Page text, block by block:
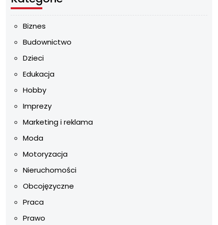
Biznes
Budownictwo
Dzieci
Edukacja
Hobby
Imprezy
Marketing i reklama
Moda
Motoryzacja
Nieruchomości
Obcojęzyczne
Praca
Prawo